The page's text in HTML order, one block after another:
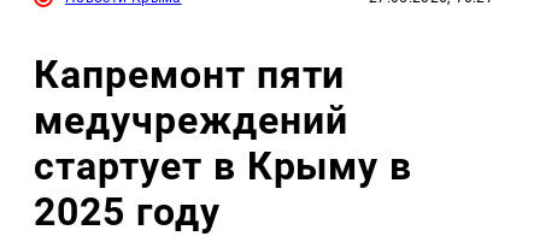
Капремонт пяти
медучреждений
стартует в Крыму в
2025 году